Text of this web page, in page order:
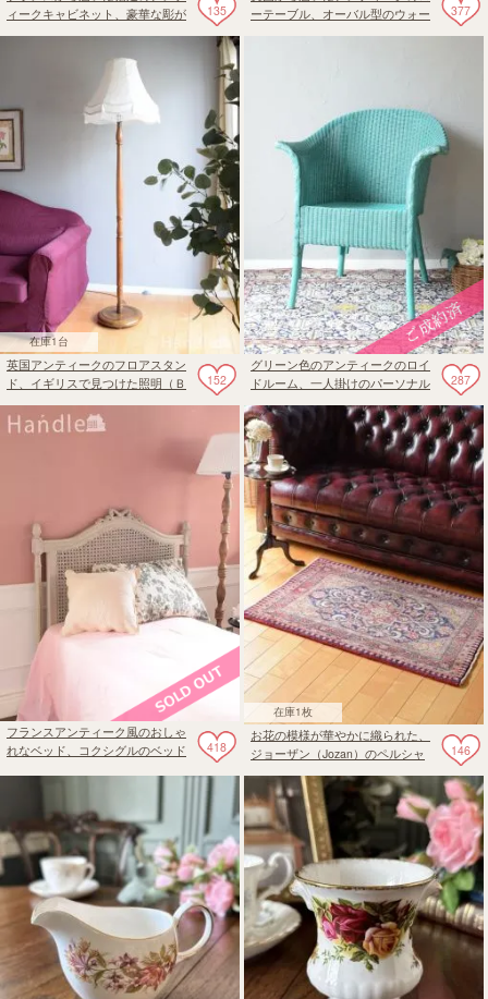
135
ィークキャビネット、豪華な彫が
377
ーテーブル、オーバル型のウォー
在庫1台
152
英国アンティークのフロアスタン
ド、イギリスで見つけた照明（Ｂ
22シャンデリア球付）
287
グリーン色のアンティークのロイ
ドルーム、一人掛けのパーソナル
チェア
418
フランスアンティーク風のおしゃ
れなベッド、コクシグルのベッド
在庫1枚
146
お花の模様が華やかに織られた、
ジョーザン（Jozan）のペルシャ